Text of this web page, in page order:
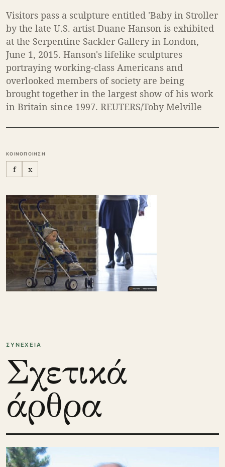
Visitors pass a sculpture entitled 'Baby in Stroller
by the late U.S. artist Duane Hanson is exhibited
at the Serpentine Sackler Gallery in London,
June 1, 2015. Hanson's lifelike sculptures
portraying working-class Americans and
overlooked members of society are being
brought together in the largest show of his work
in Britain since 1997. REUTERS/Toby Melville
ΚΟΙΝΟΠΟΙΗΣΗ
f x
ΣΥΝΕΧΕΙΑ
Σχετικά
άρθρα